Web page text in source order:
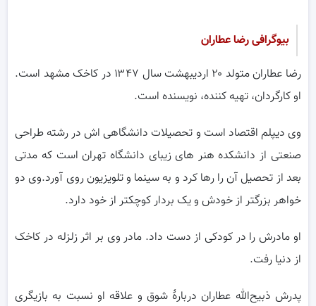
بیوگرافی رضا عطاران
رضا عطاران متولد ۲۰ اردیبهشت سال ۱۳۴۷ در کاخک مشهد است.
او کارگردان، تهیه کننده، نویسنده است.
وی دیپلم اقتصاد است و تحصیلات دانشگاهی اش در رشته طراحی
صنعتی از دانشکده هنر های زیبای دانشگاه تهران است که مدتی
بعد از تحصیل آن را رها کرد و به سینما و تلویزیون روی آورد‌.وی دو
خواهر بزرگتر از خودش و یک بردار کوچکتر از خود دارد.
او مادرش را در کودکی از دست داد. مادر وی بر اثر زلزله در کاخک
از دنیا رفت.
پدرش ذبیح‌الله عطاران دربارهٔ شوق و علاقه او نسبت به بازیگری